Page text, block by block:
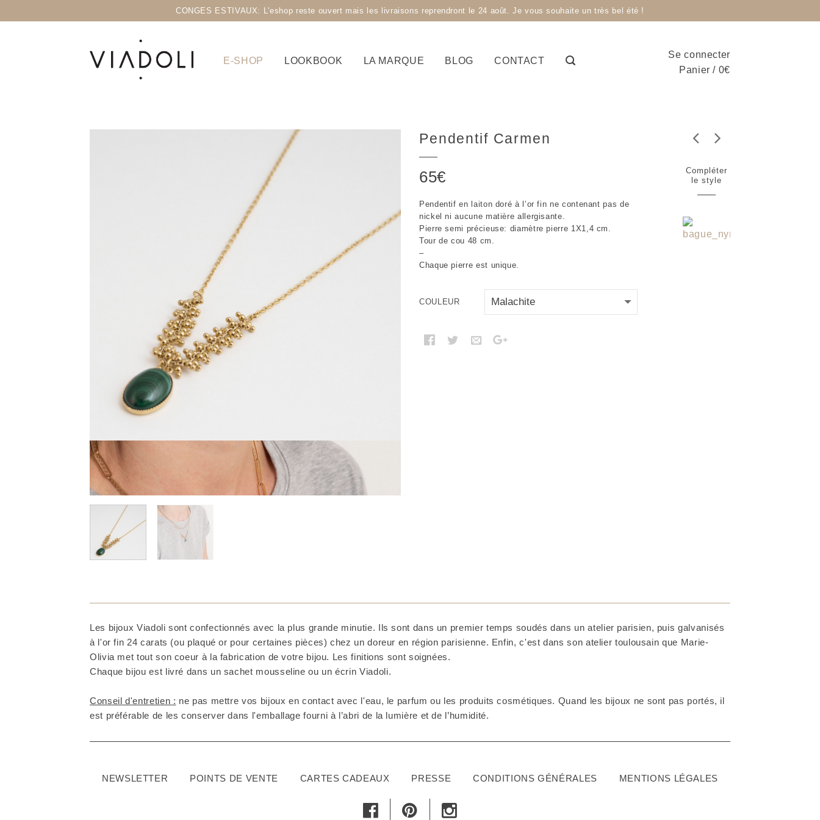
CONGES ESTIVAUX: L'eshop reste ouvert mais les livraisons reprendront le 24 août. Je vous souhaite un très bel été !
E-SHOP LOOKBOOK LA MARQUE BLOG CONTACT
Se connecter
Panier / 0€
Pendentif Carmen
65€
Pendentif en laiton doré à l’or fin ne contenant pas de
nickel ni aucune matière allergisante.
Pierre semi précieuse: diamètre pierre 1X1,4 cm.
Tour de cou 48 cm.
–
Chaque pierre est unique.
COULEUR
Compléter
le style
Les bijoux Viadoli sont confectionnés avec la plus grande minutie. Ils sont dans un premier temps soudés dans un atelier parisien, puis galvanisés
à l'or fin 24 carats (ou plaqué or pour certaines pièces) chez un doreur en région parisienne. Enfin, c'est dans son atelier toulousain que Marie-
Olivia met tout son coeur à la fabrication de votre bijou. Les finitions sont soignées.
Chaque bijou est livré dans un sachet mousseline ou un écrin Viadoli.
Conseil d'entretien : ne pas mettre vos bijoux en contact avec l'eau, le parfum ou les produits cosmétiques. Quand les bijoux ne sont pas portés, il
est préférable de les conserver dans l'emballage fourni à l’abri de la lumière et de l’humidité.
NEWSLETTER POINTS DE VENTE CARTES CADEAUX PRESSE CONDITIONS GÉNÉRALES MENTIONS LÉGALES